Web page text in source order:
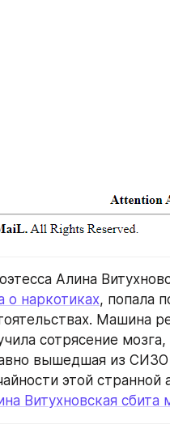
Алина
о наркотиках, попала
Машина
сотрясение
вышедшая из СИЗО
этой странной
Витухновская сбита